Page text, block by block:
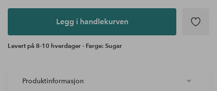
Legg i handlekurven
Levert på 8-10 hverdager - Farge: Sugar
Produktinformasjon